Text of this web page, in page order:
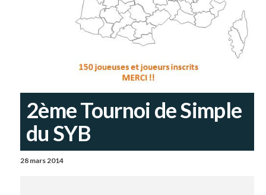
2ème Tournoi de Simple
du SYB
28 mars 2014